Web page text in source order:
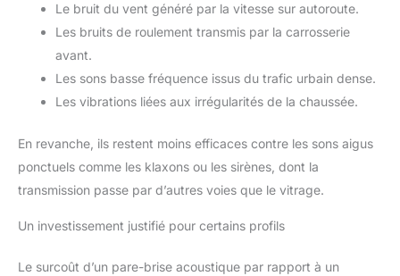
Le bruit du vent généré par la vitesse sur autoroute.
Les bruits de roulement transmis par la carrosserie
avant.
Les sons basse fréquence issus du trafic urbain dense.
Les vibrations liées aux irrégularités de la chaussée.
En revanche, ils restent moins efficaces contre les sons aigus
ponctuels comme les klaxons ou les sirènes, dont la
transmission passe par d’autres voies que le vitrage.
Un investissement justifié pour certains profils
Le surcoût d’un pare-brise acoustique par rapport à un